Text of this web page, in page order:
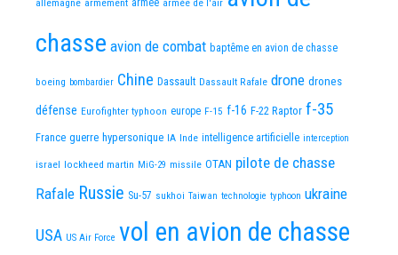
allemagne armement armée armée de l'air
chasse avion de combat baptême en avion de chasse
boeing bombardier Chine Dassault Dassault Rafale drone drones
défense Eurofighter typhoon europe F-15 f-16 F-22 Raptor f-35
France guerre hypersonique IA Inde intelligence artificielle interception
israel lockheed martin MiG-29 missile OTAN pilote de chasse
Rafale Russie Su-57 sukhoi Taiwan technologie typhoon ukraine
USA US Air Force vol en avion de chasse